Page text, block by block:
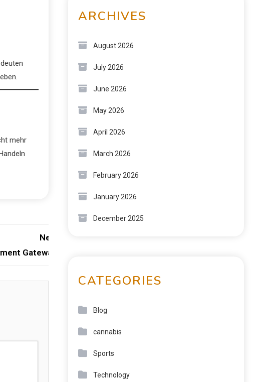
mehr
Next:
Gateways
ARCHIVES
August 2026
July 2026
June 2026
May 2026
April 2026
March 2026
February 2026
January 2026
December 2025
CATEGORIES
Blog
cannabis
Sports
Technology